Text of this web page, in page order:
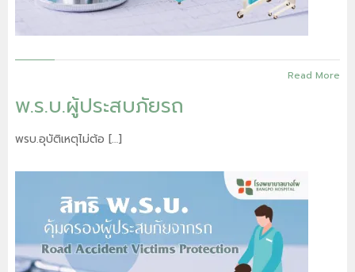
Read More
พ.ร.บ.ผู้ประสบภัยรถ
พรบ.อุบัติเหตุไม่ต้อ […]